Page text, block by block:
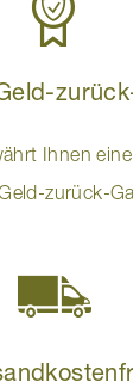
Ihnen
zurück-